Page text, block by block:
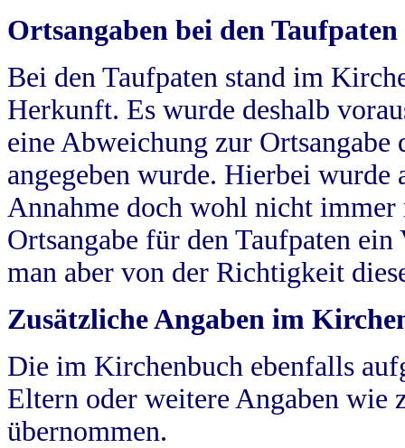
Ortsangaben bei den Taufpaten
Bei den Taufpaten stand im
Herkunft. Es wurde deshalb
eine Abweichung zur
angegeben wurde. Hierbei wurde
Annahme doch wohl nicht
Ortsangabe für den Taufpaten
man aber von der Richtigkeit
Zusätzliche Angaben im
Die im Kirchenbuch ebenfalls
Eltern oder weitere Angaben wie
übernommen.